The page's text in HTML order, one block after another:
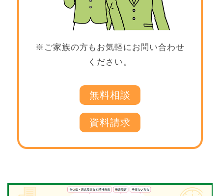
※ご家族の方もお気軽にお問い合わせ
ください。
無料相談
資料請求